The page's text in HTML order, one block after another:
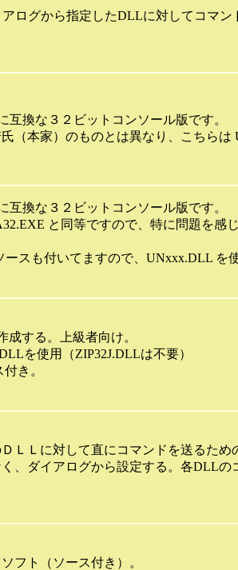
ログから指定したDLLに対してコマン
互換な３２ビットコンソール版です。
（本家）のものとは異なり、こちらは
互換な３２ビットコンソール版です。
と同等ですので、特に問題を感
ースも付いてますので、UNxxx.DLL
成する。上級者向け。
を使用（ZIP32J.DLLは不要）
き。
ＬＬに対して直にコマンドを送るため
、ダイアログから設定する。各DLL
フト（ソース付き）。